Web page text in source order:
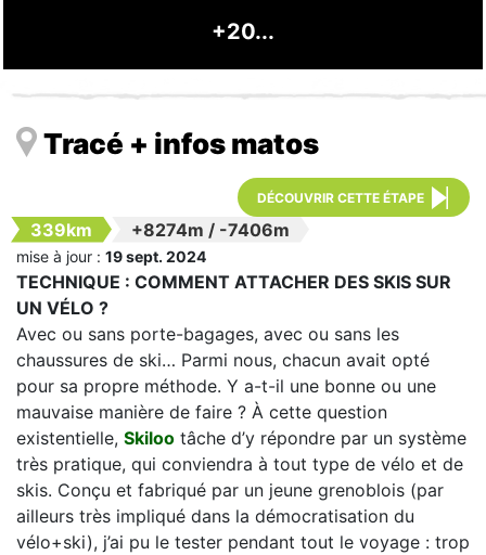
+20...
Tracé + infos matos
DÉCOUVRIR CETTE ÉTAPE
339km +8274m / -7406m
mise à jour : 19 sept. 2024
TECHNIQUE : COMMENT ATTACHER DES SKIS SUR
UN VÉLO ?
Avec ou sans porte-bagages, avec ou sans les
chaussures de ski… Parmi nous, chacun avait opté
pour sa propre méthode. Y a-t-il une bonne ou une
mauvaise manière de faire ? À cette question
existentielle, Skiloo tâche d’y répondre par un système
très pratique, qui conviendra à tout type de vélo et de
skis. Conçu et fabriqué par un jeune grenoblois (par
ailleurs très impliqué dans la démocratisation du
vélo+ski), j’ai pu le tester pendant tout le voyage : trop